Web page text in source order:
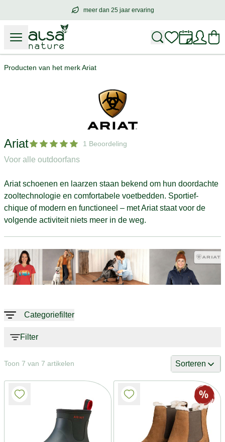
meer dan 25 jaar ervaring
meer dan25 jaar ervaring
Producten van het merk Ariat
Ariat 1 Beoordeling
Voor alle outdoorfans
Ariat schoenen en laarzen staan bekend om hun doordachte
zooltechnologie en comfortabele voetbedden. Sportief-
chique of modern en functioneel – met Ariat staat voor de
volgende activiteit niets meer in de weg.
Categoriefilter
Filter
Toon 7 van 7 artikelen Sorteren